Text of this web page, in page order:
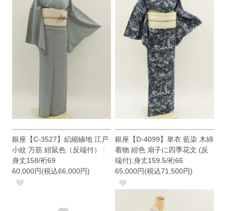
銀座【C-3527】絽縮緬地 江戸
小紋 万筋 紺鼠色（反端付） :
身丈158/裄69
60,000円(税込66,000円)
銀座【D-4099】単衣 藍染 木綿
着物 紺色 扇子に四季花文 (反
端付):身丈159.5/裄66
65,000円(税込71,500円)